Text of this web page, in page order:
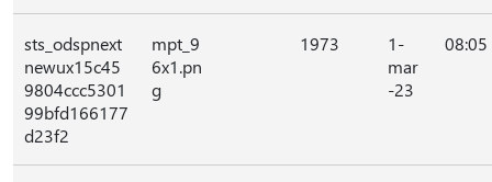
sts_odspnext
newux15c45
9804ccc5301
99bfd166177
d23f2
mpt_9
6x1.pn
g
1973
1-
mar
-23
08:05